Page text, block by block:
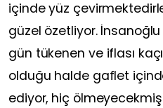
içinde yüz
güzel özetliyor.
gün tükenen ve iflası
olduğu halde gaflet
ediyor, hiç